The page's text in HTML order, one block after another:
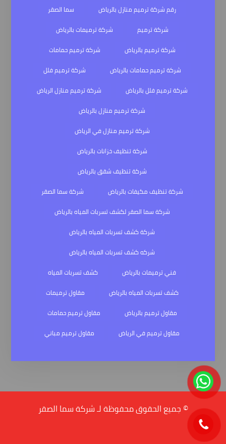
رقم شركة ترميم منازل بالرياض
سما الصقر
شركة ترميم
شركة ترميمات بالرياض
شركة ترميم بالرياض
شركة ترميم حمامات
شركة ترميم حمامات بالرياض
شركة ترميم فلل
شركة ترميم فلل بالرياض
شركة ترميم منازل الرياض
شركة ترميم منازل بالرياض
شركة ترميم منازل في الرياض
شركة تنظيف خزانات بالرياض
شركة تنظيف شقق بالرياض
شركة تنظيف مكيفات بالرياض
شركة سما الصقر
شركة سما الصقر لكشف تسربات المياه بالرياض
شركة كشف تسربات المياه بالرياض
شركه كشف تسربات المياه بالرياض
فني ترميمات بالرياض
كشف تسربات المياه
كشف تسربات المياه بالرياض
مقاول ترميمات
مقاول ترميم بالرياض
مقاول ترميم حمامات
مقاول ترميم في الرياض
مقاول ترميم مباني
© جميع الحقوق محفوظة لـ شركة سما الصقر